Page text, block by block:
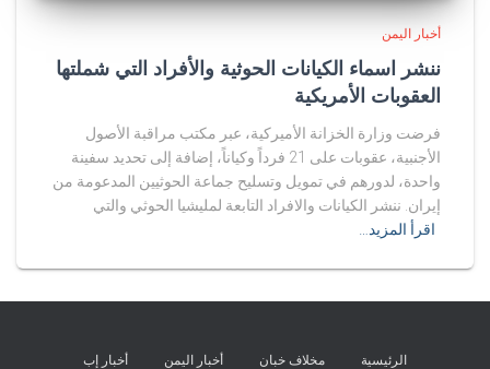
أخبار اليمن
ننشر اسماء الكيانات الحوثية والأفراد التي شملتها
العقوبات الأمريكية
فرضت وزارة الخزانة الأميركية، عبر مكتب مراقبة الأصول
الأجنبية، عقوبات على 21 فرداً وكياناً، إضافة إلى تحديد سفينة
واحدة، لدورهم في تمويل وتسليح جماعة الحوثيين المدعومة من
إيران. ننشر الكيانات والافراد التابعة لمليشيا الحوثي والتي
اقرأ المزيد…
الرئيسية مخلاف خبان أخبار اليمن أخبار إب